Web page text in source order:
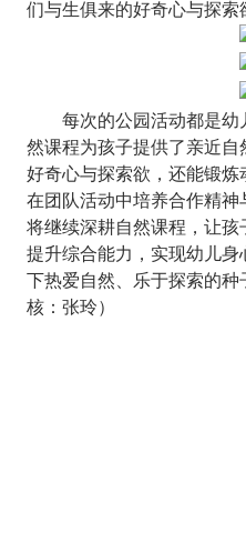
们与生俱来的好奇心与探索
每次的公园活动都是幼
然课程为孩子提供了亲近
好奇心与探索欲，还能锻炼
在团队活动中培养合作精神
将继续深耕自然课程，让
提升综合能力，实现幼儿
下热爱自然、乐于探索的
核：张玲）